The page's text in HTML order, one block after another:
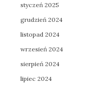
styczeń 2025
grudzień 2024
listopad 2024
wrzesień 2024
sierpień 2024
lipiec 2024